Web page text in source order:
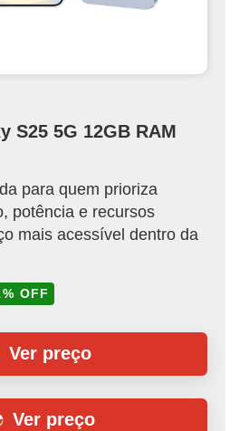
S25 5G 12GB RAM
para quem prioriza
potência e recursos
mais acessível dentro da
OFF
Ver preço
Ver preço